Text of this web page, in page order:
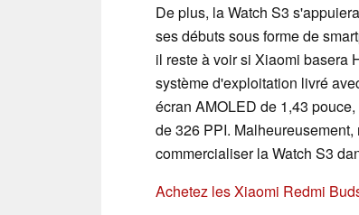
De plus, la Watch S3
ses débuts sous forme de
il reste à voir si Xiaomi basera
système d'exploitation livré
écran AMOLED de 1,43
de 326 PPI.
commercialiser la Watch S3
Achetez les Xiaomi Redmi